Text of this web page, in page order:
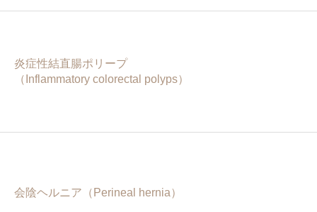
炎症性結直腸ポリープ
（Inflammatory colorectal polyps）
会陰ヘルニア（Perineal hernia）